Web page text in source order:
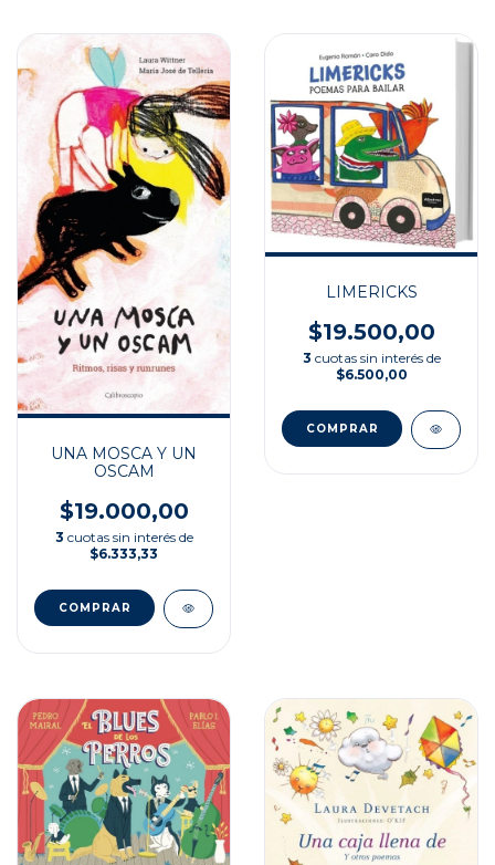
UNA MOSCA Y UN
OSCAM
$19.000,00
3 cuotas sin interés de
$6.333,33
LIMERICKS
$19.500,00
3 cuotas sin interés de
$6.500,00